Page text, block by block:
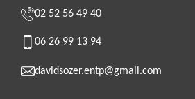
02 52 56 49 40
06 26 99 13 94
davidsozer.entp@gmail.com